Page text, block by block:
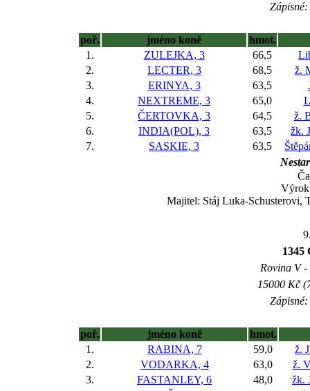
poř. jméno koně
hmot.
1.
ZULEJKA, 3 66,5
2.
LECTER, 3 68,5
ž.
3.
ERINYA, 3 63,5
4.
NEXTREME, 3 65,0
5.
ČERTOVKA, 3 64,5
ž.
6.
INDIA(POL), 3 63,5
žk.
7.
SASKIE, 3 63,5
Majitel: Stáj Luka-Schusterovi,
1345
Rovina V
15000 Kč
poř. jméno koně
hmot.
1.
RABINA, 7 59,0
ž.
2.
VODARKA, 4 63,0
ž.
3.
FASTANLEY, 6 48,0
žk.